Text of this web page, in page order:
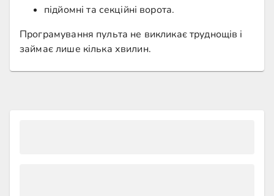
підйомні та секційні ворота.
Програмування пульта не викликає труднощів і
займає лише кілька хвилин.